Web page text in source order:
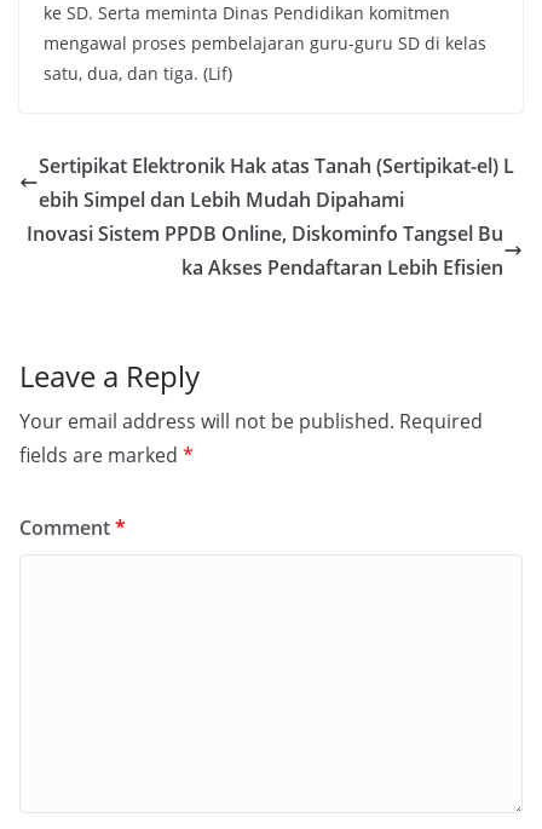
ke SD. Serta meminta Dinas Pendidikan komitmen
mengawal proses pembelajaran guru-guru SD di kelas
satu, dua, dan tiga. (Lif)
Sertipikat Elektronik Hak atas Tanah (Sertipikat-el) L
ebih Simpel dan Lebih Mudah Dipahami
Inovasi Sistem PPDB Online, Diskominfo Tangsel Bu
ka Akses Pendaftaran Lebih Efisien
Leave a Reply
Your email address will not be published. Required
fields are marked *
Comment*